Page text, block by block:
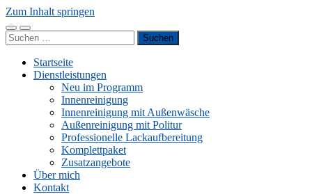
Zum Inhalt springen
Mobile-
Menü
Suchfeld
ein-/ausblenden
Suchen
nach:
Startseite
Dienstleistungen
Neu im Programm
Innenreinigung
Innenreinigung mit Außenwäsche
Außenreinigung mit Politur
Professionelle Lackaufbereitung
Komplettpaket
Zusatzangebote
Über mich
Kontakt